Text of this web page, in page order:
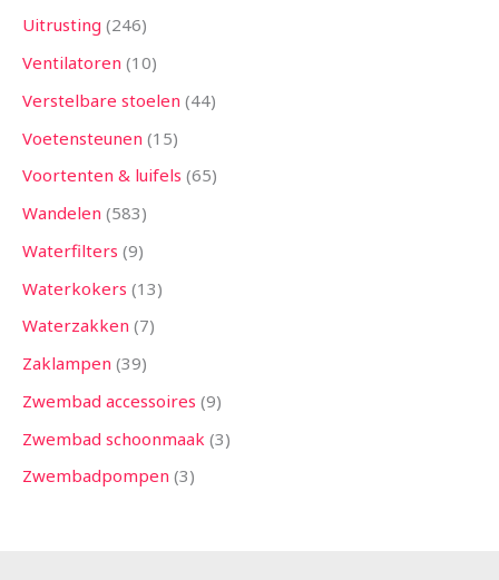
Uitrusting 246
Ventilatoren 10
Verstelbare stoelen 44
Voetensteunen 15
Voortenten & luifels 65
Wandelen 583
Waterfilters 9
Waterkokers 13
Waterzakken 7
Zaklampen 39
Zwembad accessoires 9
Zwembad schoonmaak 3
Zwembadpompen 3